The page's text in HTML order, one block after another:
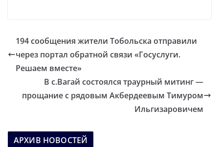
194 сообщения жители Тобольска отправили
через портал обратной связи «Госуслуги.
Решаем вместе»
В с.Вагай состоялся траурный митинг —
прощание с рядовым Акбердеевым Тимуром
Ильгизаровичем
АРХИВ НОВОСТЕЙ